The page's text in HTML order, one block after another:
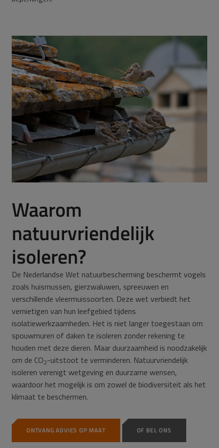
Waarom
natuurvriendelijk
isoleren?
De Nederlandse Wet natuurbescherming beschermt vogels
zoals huismussen, gierzwaluwen, spreeuwen en
verschillende vleermuissoorten. Deze wet verbiedt het
vernietigen van hun leefgebied tijdens
isolatiewerkzaamheden. Het is niet langer toegestaan om
spouwmuren of daken te isoleren zonder rekening te
houden met deze dieren. Maar duurzaamheid is noodzakelijk
om de CO2-uitstoot te verminderen. Natuurvriendelijk
isoleren verenigt wetgeving en duurzame wensen,
waardoor het mogelijk is om zowel de biodiversiteit als het
klimaat te beschermen.
ONTVANG ADVIES OP MAAT OF BEL ONS